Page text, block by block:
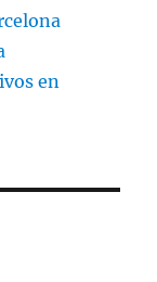
en